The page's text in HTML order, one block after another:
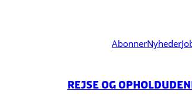
AbonnerNyheder
Rejse og ophold